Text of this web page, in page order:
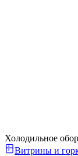
Холодильное
Витрины и